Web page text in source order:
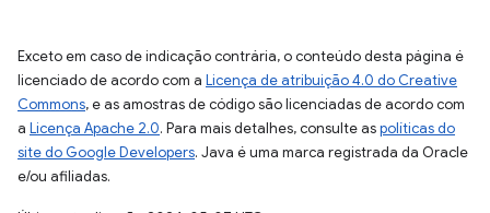
Exceto em caso de indicação contrária, o conteúdo desta página é
licenciado de acordo com a Licença de atribuição 4.0 do Creative
Commons, e as amostras de código são licenciadas de acordo com
a Licença Apache 2.0. Para mais detalhes, consulte aspolíticas do
site do Google Developers. Java é uma marca registrada da Oracle
e/ou afiliadas.